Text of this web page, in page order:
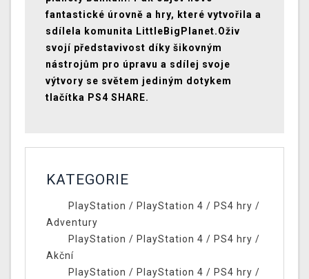
fantastické úrovně a hry, které vytvořila a
sdílela komunita LittleBigPlanet.Oživ
svojí představivost díky šikovným
nástrojům pro úpravu a sdílej svoje
výtvory se světem jediným dotykem
tlačítka PS4 SHARE.
KATEGORIE
PlayStation / PlayStation 4 / PS4 hry /
Adventury
PlayStation / PlayStation 4 / PS4 hry /
Akční
PlayStation / PlayStation 4 / PS4 hry /